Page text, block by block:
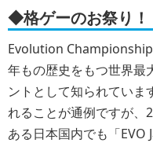
◆格ゲーのお祭り！
Evolution
年もの歴史をもつ世界最
ントとして知られていま
れることが通例ですが、
ある日本国内でも「EVO